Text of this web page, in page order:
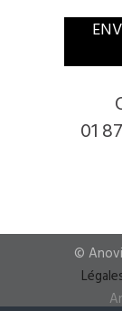
01
©